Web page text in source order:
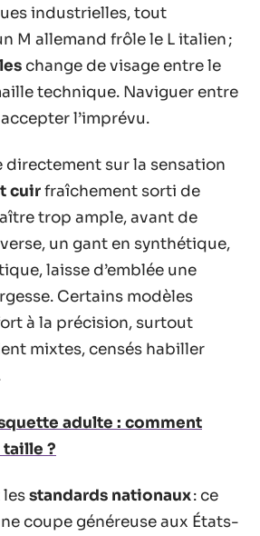
industrielles, tout
M allemand frôle le L italien ;
change de visage entre le
technique. Naviguer entre
l’imprévu.
directement sur la sensation
cuirfraîchement sorti de
trop ample, avant de
un gant en synthétique,
laisse d’emblée une
Certains modèles
à la précision, surtout
mixtes, censés habiller
adulte : comment
?
lesstandards nationaux: ce
coupe généreuse aux États-